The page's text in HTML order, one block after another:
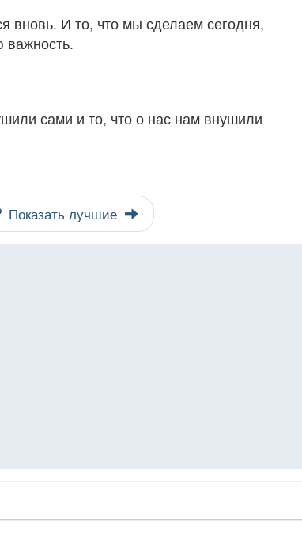
вновь. И то, что мы сделаем сегодня,
важность.
сами и то, что о нас нам внушили
Показать лучшие